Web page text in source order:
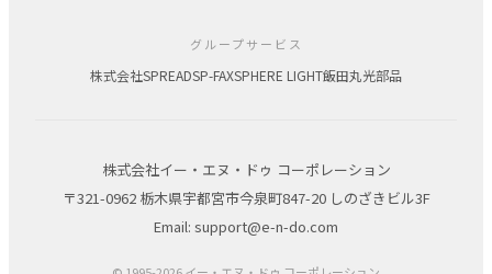
グループサービス
株式会社SPREADSP-FAXSPHERE LIGHT飯田丸光部品
株式会社イー・エヌ・ドゥ コーポレーション
〒321-0962 栃木県宇都宮市今泉町847-20 しのざきビル3F
Email: support@e-n-do.com